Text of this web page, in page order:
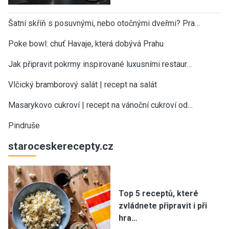
Šatní skříň s posuvnými, nebo otočnými dveřmi? Pra…
Poke bowl: chuť Havaje, která dobývá Prahu
Jak připravit pokrmy inspirované luxusními restaur…
Vlčický bramborový salát | recept na salát
Masarykovo cukroví | recept na vánoční cukroví od…
Pindruše
staroceskerecepty.cz
Top 5 receptů, které
zvládnete připravit i při
hra…